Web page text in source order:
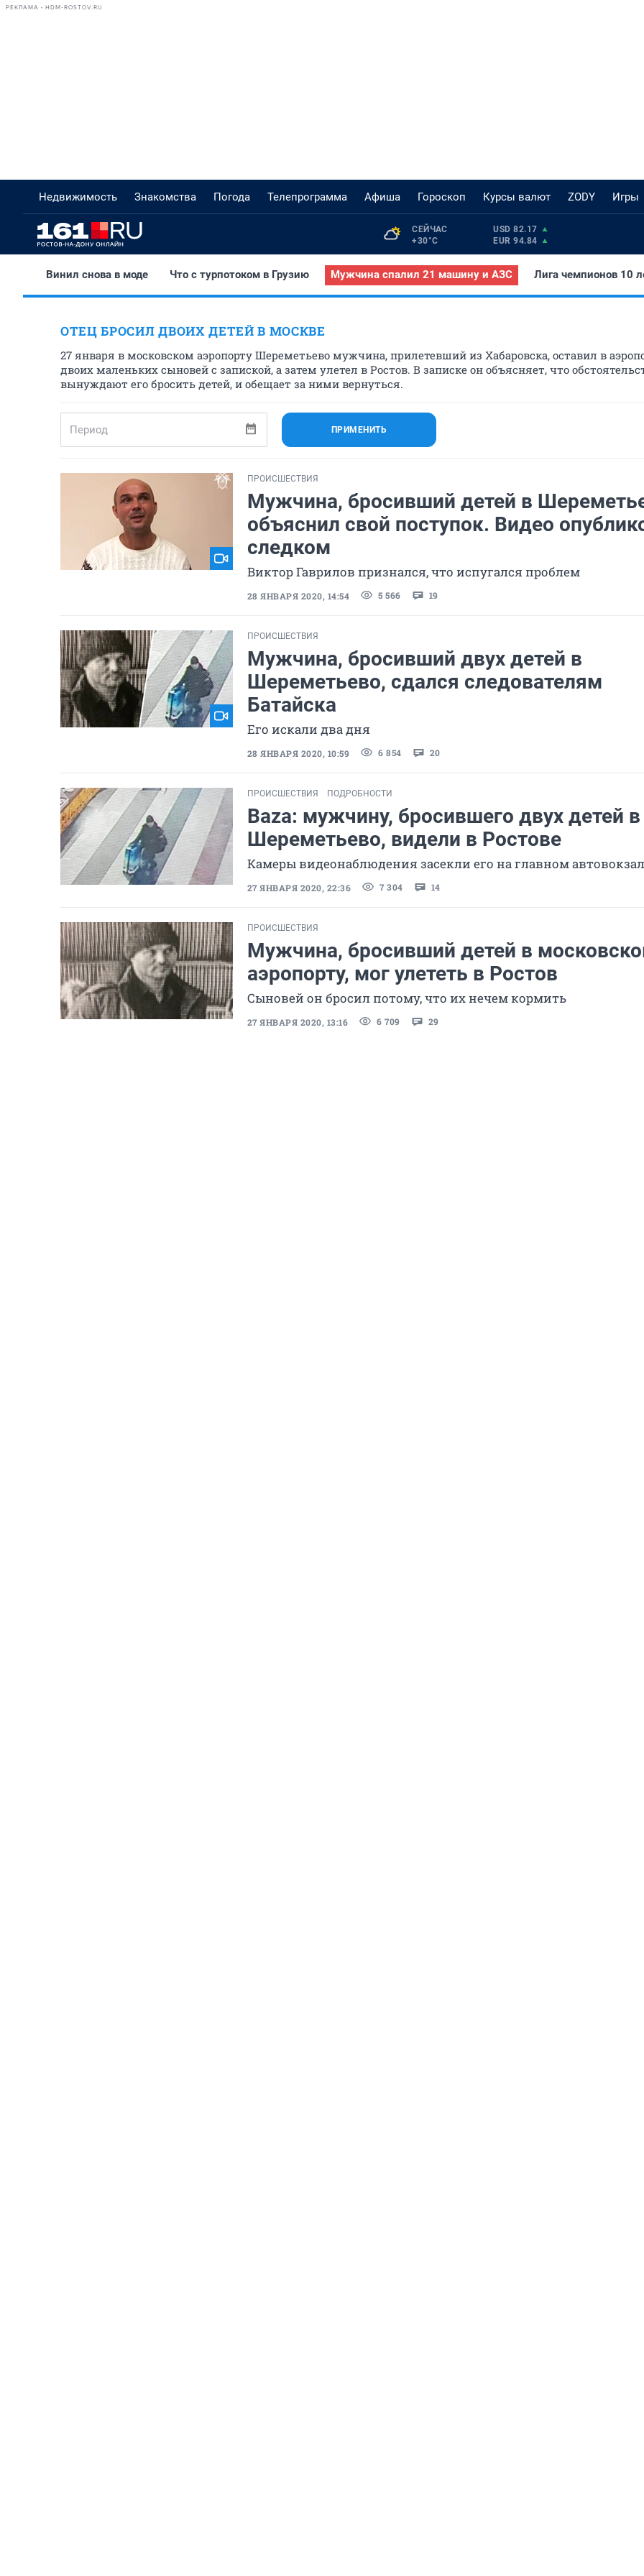
РЕКЛАМА • HDM-ROSTOV.RU
Недвижимость Знакомства Погода Телепрограмма Афиша Гороскоп Курсы валют ZODY Игры
СЕЙЧАС
+30°С
USD 82.17
EUR 94.84
Винил снова в моде Что с турпотоком в Грузию Мужчина спалил 21 машину и АЗС Лига чемпионов 10
ОТЕЦ БРОСИЛ ДВОИХ ДЕТЕЙ В МОСКВЕ
27 января в московском аэропорту Шереметьево мужчина, прилетевший из Хабаровска, оставил в
двоих маленьких сыновей с запиской, а затем улетел в Ростов. В записке он объясняет, что
вынуждают его бросить детей, и обещает за ними вернуться.
ПРИМЕНИТЬ
ПРОИСШЕСТВИЯ
Мужчина, бросивший детей в
объяснил свой поступок. Видео
следком
Виктор Гаврилов признался, что испугался проблем
28 ЯНВАРЯ 2020, 14:54 5 566 19
ПРОИСШЕСТВИЯ
Мужчина, бросивший двух детей в
Шереметьево, сдался следователям
Батайска
Его искали два дня
28 ЯНВАРЯ 2020, 10:59 6 854 20
ПРОИСШЕСТВИЯ ПОДРОБНОСТИ
Baza: мужчину, бросившего двух детей в
Шереметьево, видели в Ростове
Камеры видеонаблюдения засекли его на главном
27 ЯНВАРЯ 2020, 22:36 7 304 14
ПРОИСШЕСТВИЯ
Мужчина, бросивший детей в
аэропорту, мог улететь в Ростов
Сыновей он бросил потому, что их нечем кормить
27 ЯНВАРЯ 2020, 13:16 6 709 29